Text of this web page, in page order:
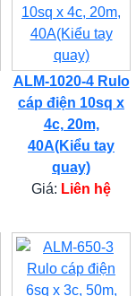
ALM-1020-4 Rulo
cáp điện 10sq x
4c, 20m,
40A(Kiểu tay
quay)
Giá: Liên hệ